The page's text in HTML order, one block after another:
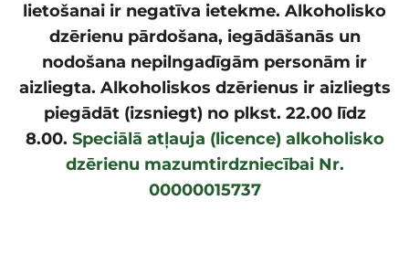
lietošanai ir negatīva ietekme. Alkoholisko
dzērienu pārdošana, iegādāšanās un
nodošana nepilngadīgām personām ir
aizliegta. Alkoholiskos dzērienus ir aizliegts
piegādāt (izsniegt) no plkst. 22.00 līdz
8.00. Speciālā atļauja (licence) alkoholisko
dzērienu mazumtirdzniecībai Nr.
00000015737